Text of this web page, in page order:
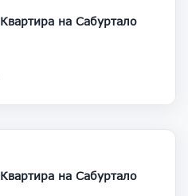
Продается 4 комнатная Квартира на Сабуртало
240 000
Продается 4 комнатная Квартира на Сабуртало